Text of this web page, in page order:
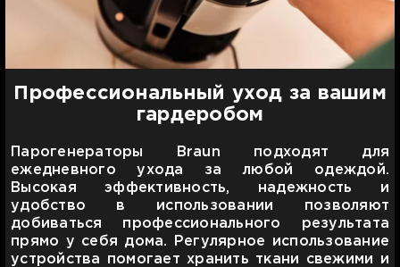
Профессиональный уход за вашим
гардеробом
Парогенераторы Braun подходят для
ежедневного ухода за любой одеждой.
Высокая эффективность, надежность и
удобство в использовании позволяют
добиваться профессионального результата
прямо у себя дома. Регулярное использование
устройства помогает хранить ткани свежими и